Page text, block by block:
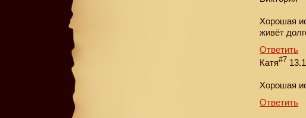
Хорошая
живёт
Ответить
Катя#7
Хорошая
Ответить